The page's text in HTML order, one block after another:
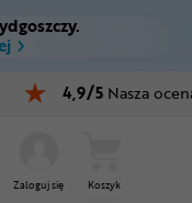
M
4,9/5 Nasza
Zaloguj się Koszyk